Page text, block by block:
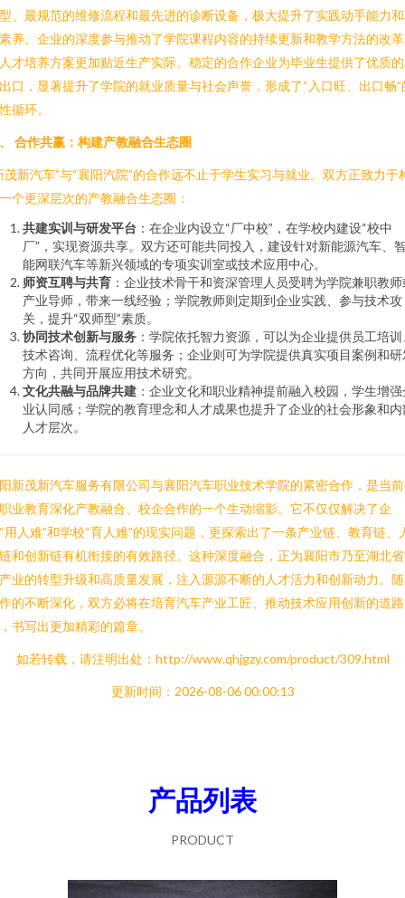
、最规范的维修流程和最先进的诊断设备，极大提升了实践动手能力
养。企业的深度参与推动了学院课程内容的持续更新和教学方法的改
才培养方案更加贴近生产实际。稳定的合作企业为毕业生提供了优质
口，显著提升了学院的就业质量与社会声誉，形成了“入口旺、出口畅”
循环。
合作共赢：构建产教融合生态圈
茂新汽车”与“襄阳汽院”的合作远不止于学生实习与就业。双方正致力于
个更深层次的产教融合生态圈：
共建实训与研发平台 ：在企业内设立“厂中校”，在学校内建设“校中
厂”，实现资源共享。双方还可能共同投入，建设针对新能源汽车、
能网联汽车等新兴领域的专项实训室或技术应用中心。
师资互聘与共育 ：企业技术骨干和资深管理人员受聘为学院兼职教师
产业导师，带来一线经验；学院教师则定期到企业实践、参与技术攻
关，提升“双师型”素质。
协同技术创新与服务 ：学院依托智力资源，可以为企业提供员工培
技术咨询、流程优化等服务；企业则可为学院提供真实项目案例和研
方向，共同开展应用技术研究。
文化共融与品牌共建 ：企业文化和职业精神提前融入校园，学生增
业认同感；学院的教育理念和人才成果也提升了企业的社会形象和内
人才层次。
新茂新汽车服务有限公司与襄阳汽车职业技术学院的紧密合作，是当
业教育深化产教融合、校企合作的一个生动缩影。它不仅仅解决了企
用人难”和学校“育人难”的现实问题，更探索出了一条产业链、教育链、
和创新链有机衔接的有效路径。这种深度融合，正为襄阳市乃至湖北
业的转型升级和高质量发展，注入源源不断的人才活力和创新动力。
的不断深化，双方必将在培育汽车产业工匠、推动技术应用创新的道路
书写出更加精彩的篇章。
如若转载，请注明出处：http://www.qhjgzy.com/product/309.html
更新时间：2026-08-06 00:00:13
产品列表
PRODUCT